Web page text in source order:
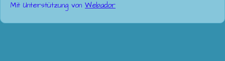
Mit Unterstützung von Webador